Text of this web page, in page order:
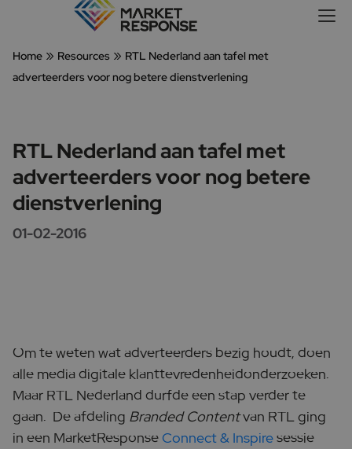
Home » Resources » RTL Nederland aan tafel met
adverteerders voor nog betere dienstverlening
RTL Nederland aan tafel met
adverteerders voor nog betere
dienstverlening
01-02-2016
Om te weten wat adverteerders bezig houdt, doen
alle media digitale klanttevredenheidonderzoeken.
Maar RTL Nederland durfde een stap verder te
gaan. De afdeling Branded Contentvan RTL ging
in een MarketResponse Connect & Inspiresessie